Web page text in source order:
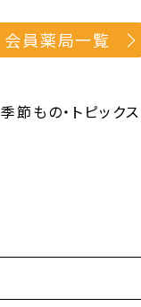
会員薬局一覧
季節もの・トピックス